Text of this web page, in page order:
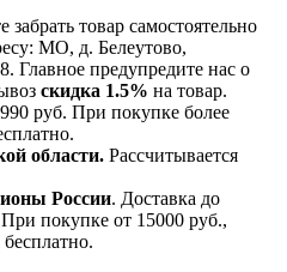
товар самостоятельно
МО, д. Белеутово,
Главное предупредите нас о
скидка 1.5% на товар.
990 руб. При покупке более
области. Рассчитывается
России. Доставка до
покупке от 15000 руб.,